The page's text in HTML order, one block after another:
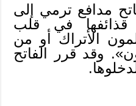
مدافع ترمي إلى
في قلب
الأتراك أو من
وقد قرر الفاتح